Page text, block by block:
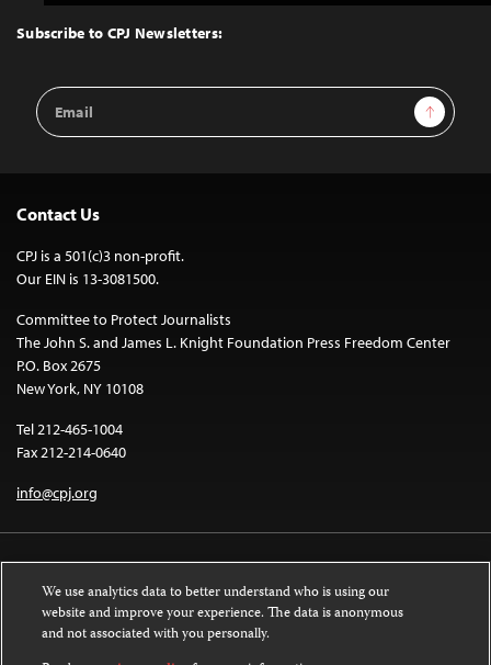
Top
Subscribe to CPJ Newsletters:
Email
Address
Sign Up
Contact Us
CPJ is a 501(c)3 non-profit.
Our EIN is 13-3081500.
Committee to Protect Journalists
The John S. and James L. Knight Foundation Press Freedom Center
P.O. Box 2675
New York, NY 10108
Tel 212-465-1004
Fax 212-214-0640
info@cpj.org
Except where noted, text on this website is licensed under a
We use analytics data to better understand who is using our
website and improve your experience. The data is anonymous
and not associated with you personally.